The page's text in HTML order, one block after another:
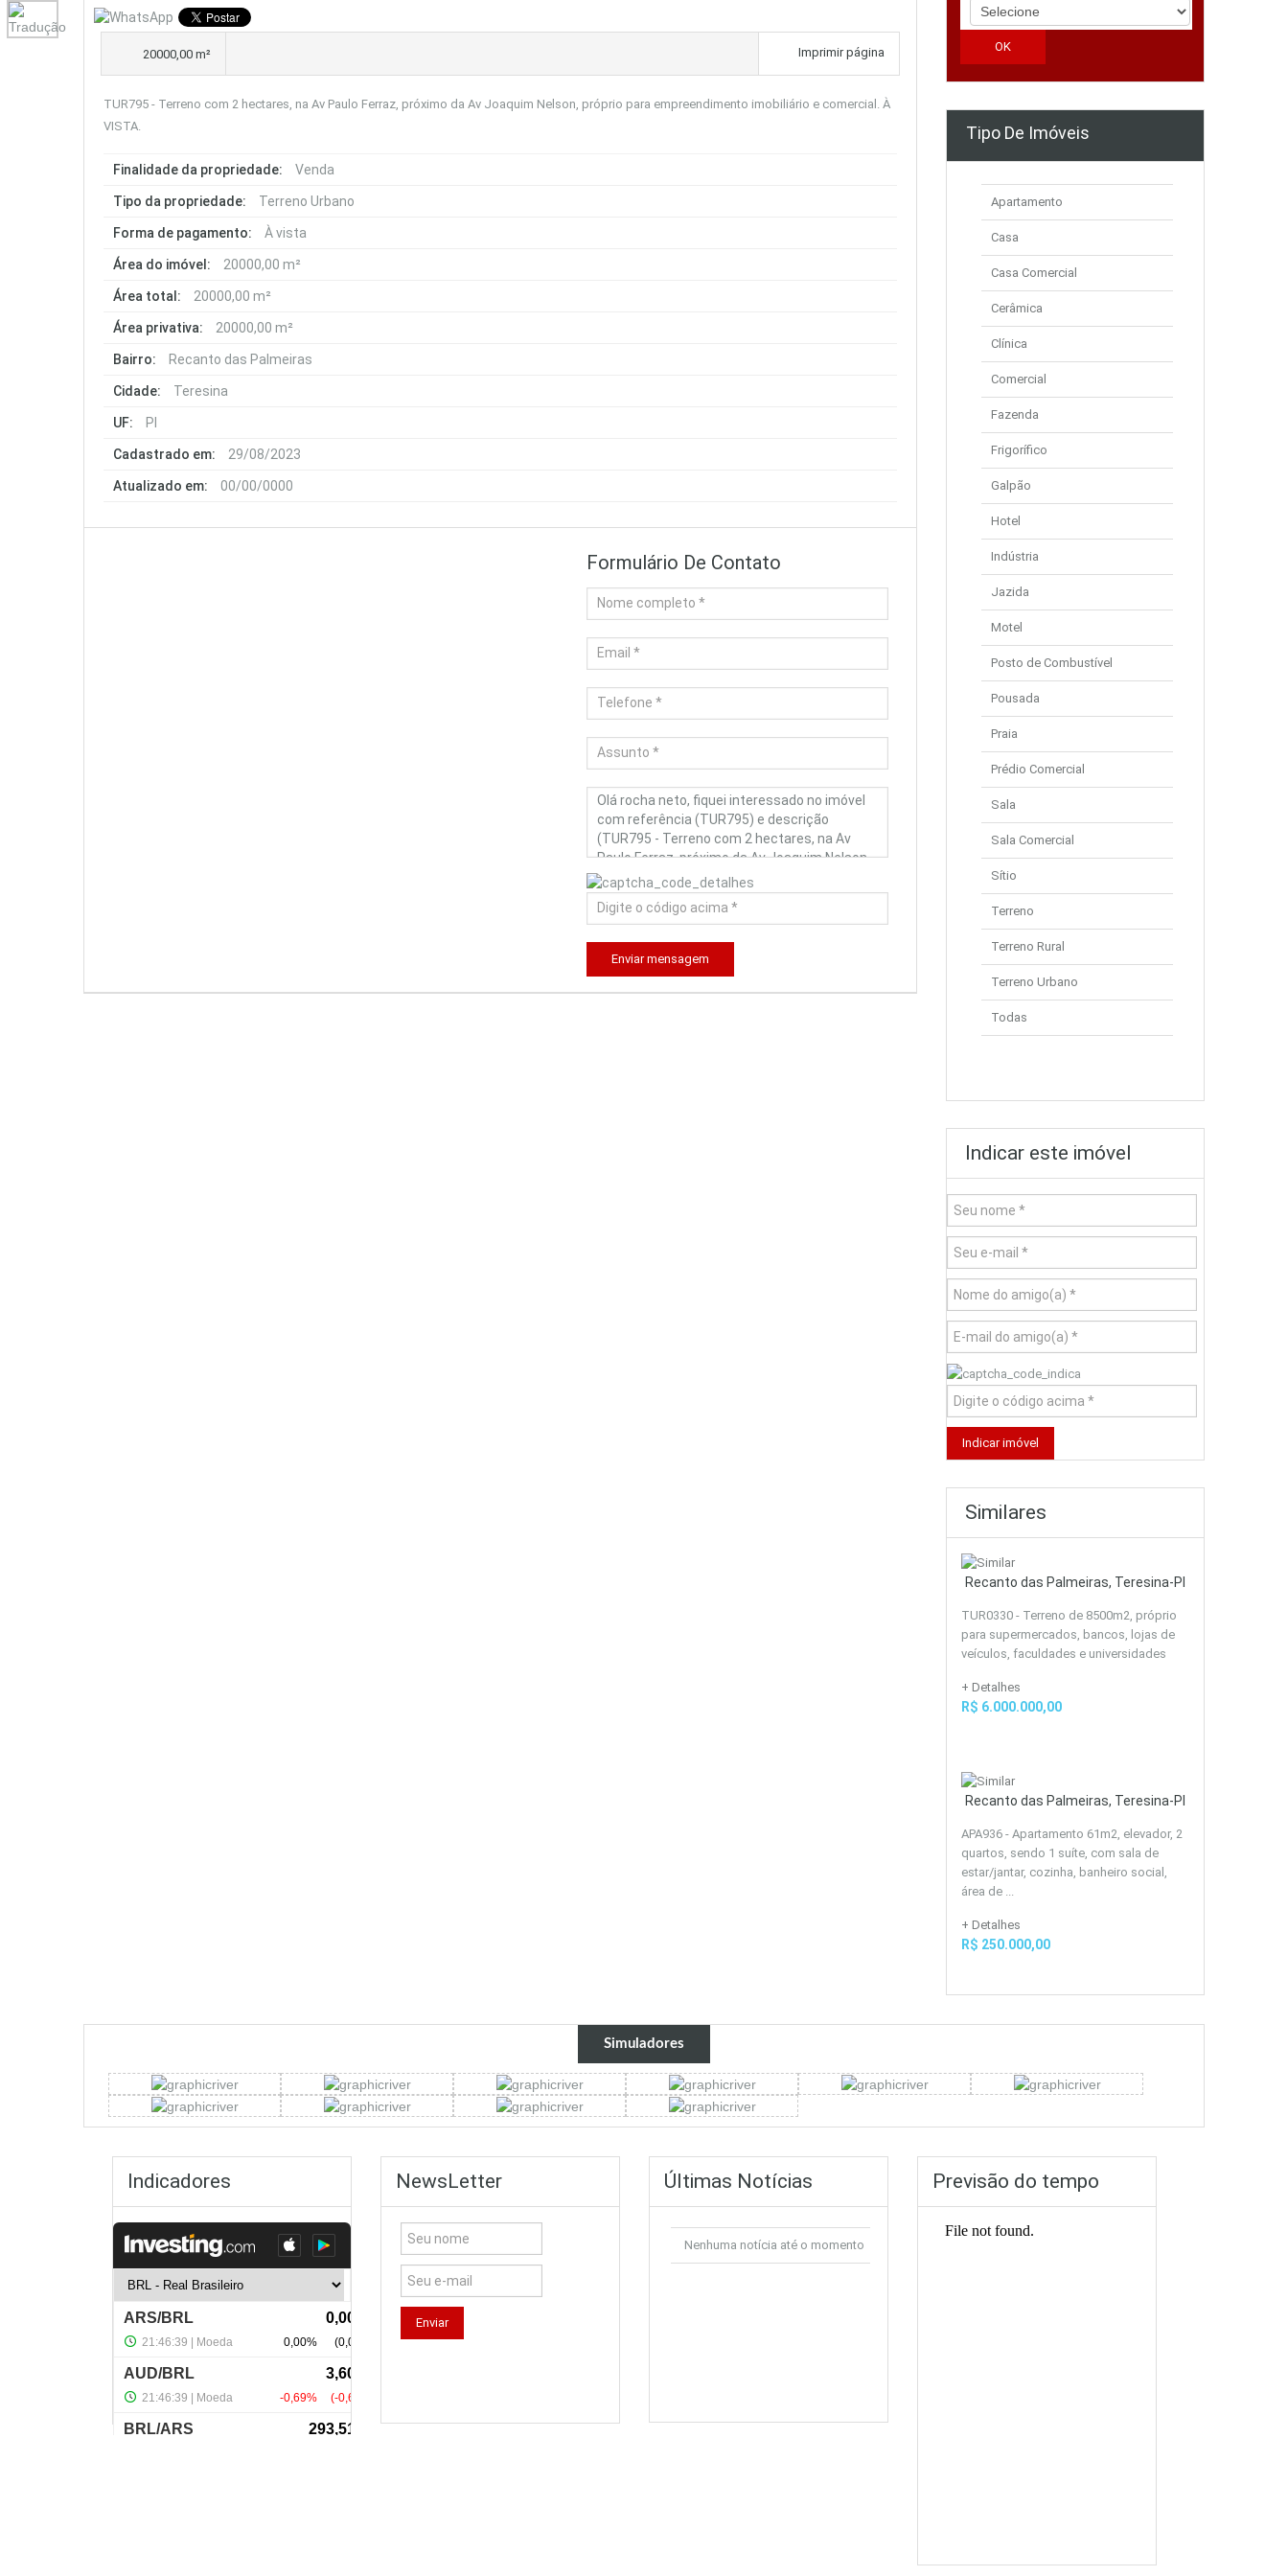
20000,00 m² Imprimir página
TUR795 - Terreno com 2 hectares, na Av Paulo Ferraz, próximo da Av Joaquim Nelson, próprio para empreendimento imobiliário e comercial. À
VISTA.
Finalidade da propriedade: Venda
Tipo da propriedade: Terreno Urbano
Forma de pagamento: À vista
Área do imóvel: 20000,00 m²
Área total: 20000,00 m²
Área privativa: 20000,00 m²
Bairro: Recanto das Palmeiras
Cidade: Teresina
UF: PI
Cadastrado em: 29/08/2023
Atualizado em: 00/00/0000
Formulário De Contato
Enviar mensagem
Tipo De Imóveis
Apartamento
Casa
Casa Comercial
Cerâmica
Clínica
Comercial
Fazenda
Frigorífico
Galpão
Hotel
Indústria
Jazida
Motel
Posto de Combustível
Pousada
Praia
Prédio Comercial
Sala
Sala Comercial
Sítio
Terreno
Terreno Rural
Terreno Urbano
Todas
Indicar este imóvel
Similares
Recanto das Palmeiras, Teresina-PI
TUR0330 - Terreno de 8500m2, próprio
para supermercados, bancos, lojas de
veículos, faculdades e universidades
+ Detalhes
R$ 6.000.000,00
Recanto das Palmeiras, Teresina-PI
APA936 - Apartamento 61m2, elevador, 2
quartos, sendo 1 suíte, com sala de
estar/jantar, cozinha, banheiro social,
área de ...
+ Detalhes
R$ 250.000,00
Simuladores
Indicadores NewsLetter Últimas Notícias
Nenhuma notícia até o momento
Previsão do tempo